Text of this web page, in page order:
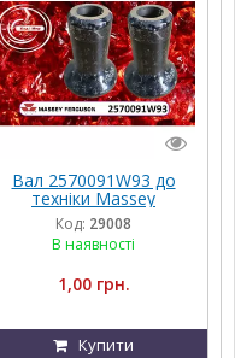
Вал 2570091W93 до
техніки Massey
Ferguson, FENDT,
Challenger, Agco Parts
Код: 29008
В наявності
1,00 грн.
Купити